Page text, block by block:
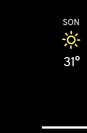
SON
31°